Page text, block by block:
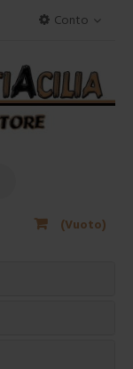
Conto
(Vuoto)